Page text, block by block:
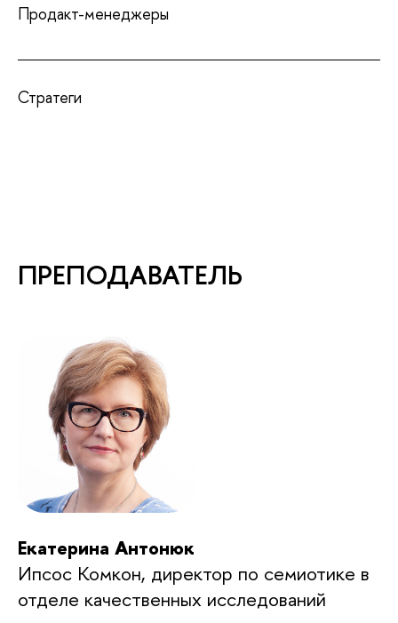
Продакт-менеджеры
Стратеги
ПРЕПОДАВАТЕЛЬ
Екатерина Антонюк
Ипсос Комкон, директор по семиотике в
отделе качественных исследований